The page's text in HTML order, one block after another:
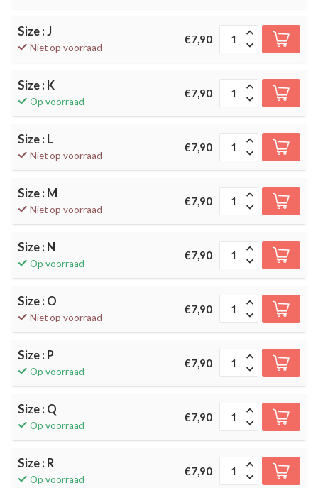
Size : J
Niet op voorraad
€7,90
Size : K
Op voorraad
€7,90
Size : L
Niet op voorraad
€7,90
Size : M
Niet op voorraad
€7,90
Size : N
Op voorraad
€7,90
Size : O
Niet op voorraad
€7,90
Size : P
Op voorraad
€7,90
Size : Q
Op voorraad
€7,90
Size : R
Op voorraad
€7,90